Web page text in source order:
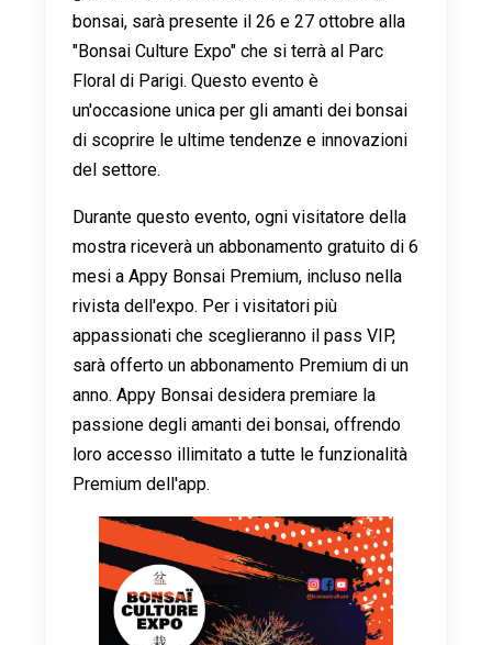
bonsai, sarà presente il 26 e 27 ottobre alla
"Bonsai Culture Expo" che si terrà al Parc
Floral di Parigi. Questo evento è
un'occasione unica per gli amanti dei bonsai
di scoprire le ultime tendenze e innovazioni
del settore.
Durante questo evento, ogni visitatore della
mostra riceverà un abbonamento gratuito di 6
mesi a Appy Bonsai Premium, incluso nella
rivista dell'expo. Per i visitatori più
appassionati che sceglieranno il pass VIP,
sarà offerto un abbonamento Premium di un
anno. Appy Bonsai desidera premiare la
passione degli amanti dei bonsai, offrendo
loro accesso illimitato a tutte le funzionalità
Premium dell'app.